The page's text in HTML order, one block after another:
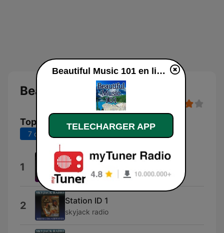
Beautiful Music 101
Top titres
7 derniers jours
1 Station ID
CATV
2 Station ID 1
skyjack radio
Beautiful Music 101 en ligne
TELECHARGER APP